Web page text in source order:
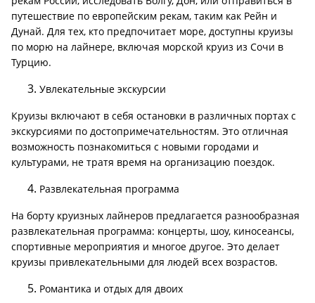
путешествие по европейским рекам, таким как Рейн и
Дунай. Для тех, кто предпочитает море, доступны круизы
по морю на лайнере, включая морской круиз из Сочи в
Турцию.
Увлекательные экскурсии
Круизы включают в себя остановки в различных портах с
экскурсиями по достопримечательностям. Это отличная
возможность познакомиться с новыми городами и
культурами, не тратя время на организацию поездок.
Развлекательная программа
На борту круизных лайнеров предлагается разнообразная
развлекательная программа: концерты, шоу, киносеансы,
спортивные мероприятия и многое другое. Это делает
круизы привлекательными для людей всех возрастов.
Романтика и отдых для двоих